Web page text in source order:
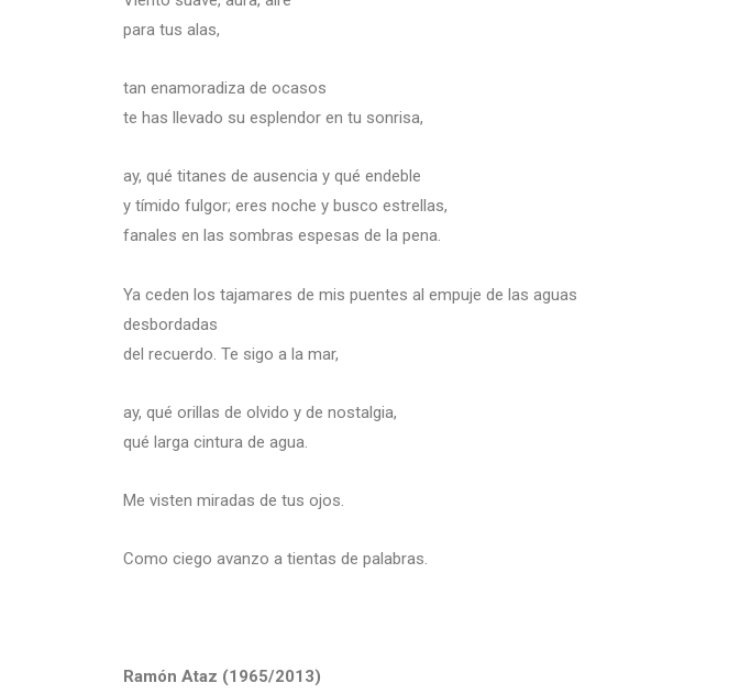
para tus alas,
tan enamoradiza de ocasos
te has llevado su esplendor en tu sonrisa,
ay, qué titanes de ausencia y qué endeble
y tímido fulgor; eres noche y busco estrellas,
fanales en las sombras espesas de la pena.
Ya ceden los tajamares de mis puentes al empuje de las aguas
desbordadas
del recuerdo. Te sigo a la mar,
ay, qué orillas de olvido y de nostalgia,
qué larga cintura de agua.
Me visten miradas de tus ojos.
Como ciego avanzo a tientas de palabras.
Ramón Ataz (1965/2013)